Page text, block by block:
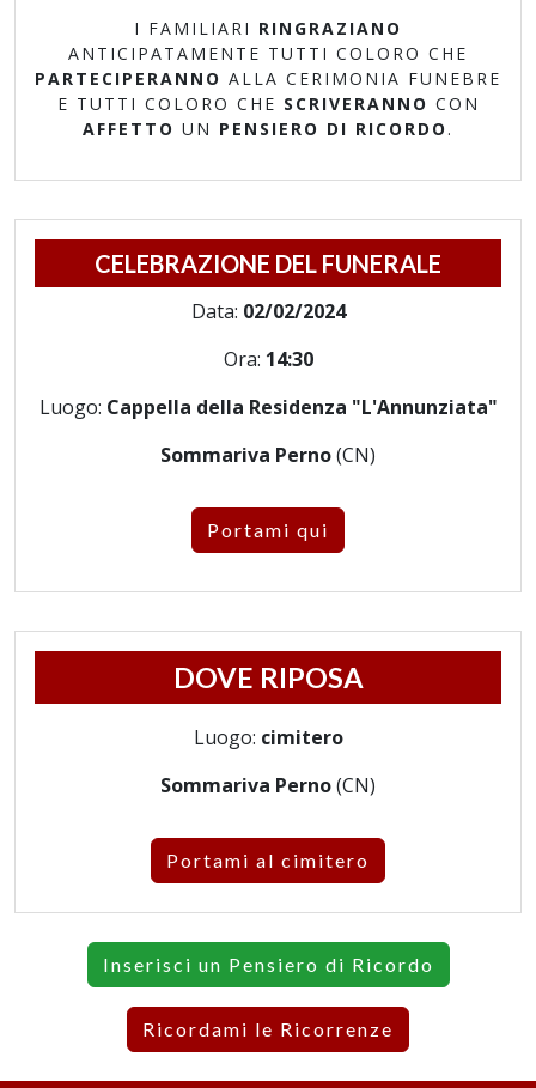
I FAMILIARI RINGRAZIANO
ANTICIPATAMENTE TUTTI COLORO CHE
PARTECIPERANNO ALLA CERIMONIA FUNEBRE
E TUTTI COLORO CHE SCRIVERANNO CON
AFFETTO UN PENSIERO DI RICORDO .
CELEBRAZIONE DEL FUNERALE
Data: 02/02/2024
Ora: 14:30
Luogo: Cappella della Residenza "L'Annunziata"
Sommariva Perno(CN)
Portami qui
DOVE RIPOSA
Luogo: cimitero
Sommariva Perno(CN)
Portami al cimitero
Inserisci un Pensiero di Ricordo
Ricordami le Ricorrenze